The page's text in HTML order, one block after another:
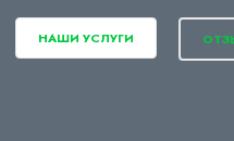
НАШИ УСЛУГИ